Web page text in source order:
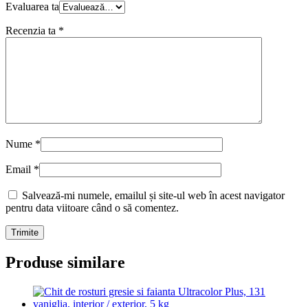
Evaluarea ta
Recenzia ta *
Nume *
Email *
Salvează-mi numele, emailul și site-ul web în acest navigator
pentru data viitoare când o să comentez.
Produse similare